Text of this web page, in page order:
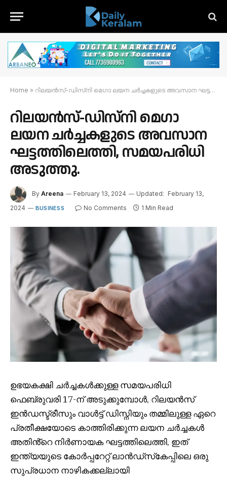
Home » റിലയൻസ്-ഡിസ്‌നി മെഗാ ലയന ചർച്ചകളുടെ അവസാന ഘട്ടത്തിലെത്തി, സമയപരിധി അടുത്തു.
റിലയൻസ്-ഡിസ്‌നി മെഗാ
ലയന ചർച്ചകളുടെ അവസാന
ഘട്ടത്തിലെത്തി, സമയപരിധി
അടുത്തു.
By Areena February 13, 2024 Updated: February 13,
2024
BUSINESS No Comments 1 Min Read
ഉഭയകക്ഷി ചർച്ചകൾക്കുള്ള സമയപരിധി
ഫെബ്രുവരി 17-ന് അടുക്കുമ്പോൾ, റിലയൻസ്
ഇൻഡസ്ട്രീസും വാൾട്ട് ഡിസ്നിയും തമ്മിലുള്ള ഏറെ
പ്രതീക്ഷയോടെ കാത്തിരിക്കുന്ന ലയന ചർച്ചകൾ
അതിൻ്റെ നിർണായക ഘട്ടത്തിലെത്തി, ഇത്
ഇന്ത്യയുടെ കോർപ്പറേറ്റ് ലാൻഡ്‌സ്‌കേപ്പിലെ ഒരു
സുപ്രധാന നാഴികക്കല്ലായി